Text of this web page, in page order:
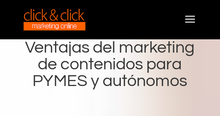
Ventajas del marketing
de contenidos para
PYMES y autónomos